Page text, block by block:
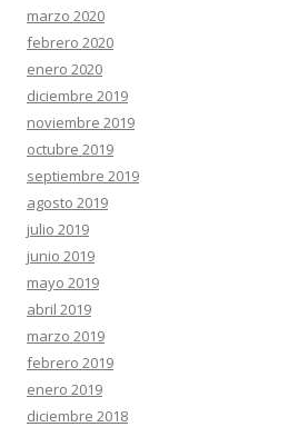
marzo 2020
febrero 2020
enero 2020
diciembre 2019
noviembre 2019
octubre 2019
septiembre 2019
agosto 2019
julio 2019
junio 2019
mayo 2019
abril 2019
marzo 2019
febrero 2019
enero 2019
diciembre 2018